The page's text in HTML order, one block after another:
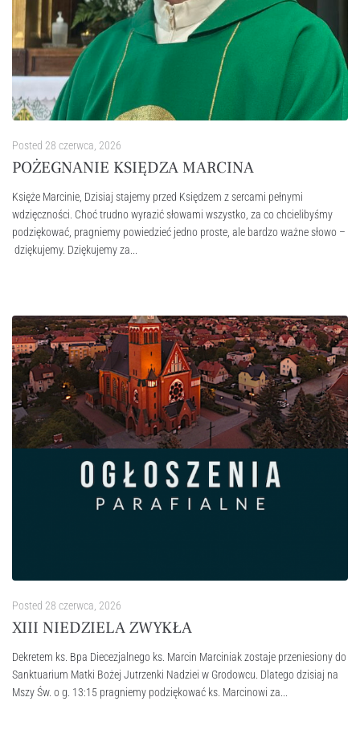
Posted 28 czerwca, 2026
POŻEGNANIE KSIĘDZA MARCINA
Księże Marcinie, Dzisiaj stajemy przed Księdzem z sercami pełnymi
wdzięczności. Choć trudno wyrazić słowami wszystko, za co chcielibyśmy
podziękować, pragniemy powiedzieć jedno proste, ale bardzo ważne słowo –
dziękujemy. Dziękujemy za...
Posted 28 czerwca, 2026
XIII NIEDZIELA ZWYKŁA
Dekretem ks. Bpa Diecezjalnego ks. Marcin Marciniak zostaje przeniesiony do
Sanktuarium Matki Bożej Jutrzenki Nadziei w Grodowcu. Dlatego dzisiaj na
Mszy Św. o g. 13:15 pragniemy podziękować ks. Marcinowi za...